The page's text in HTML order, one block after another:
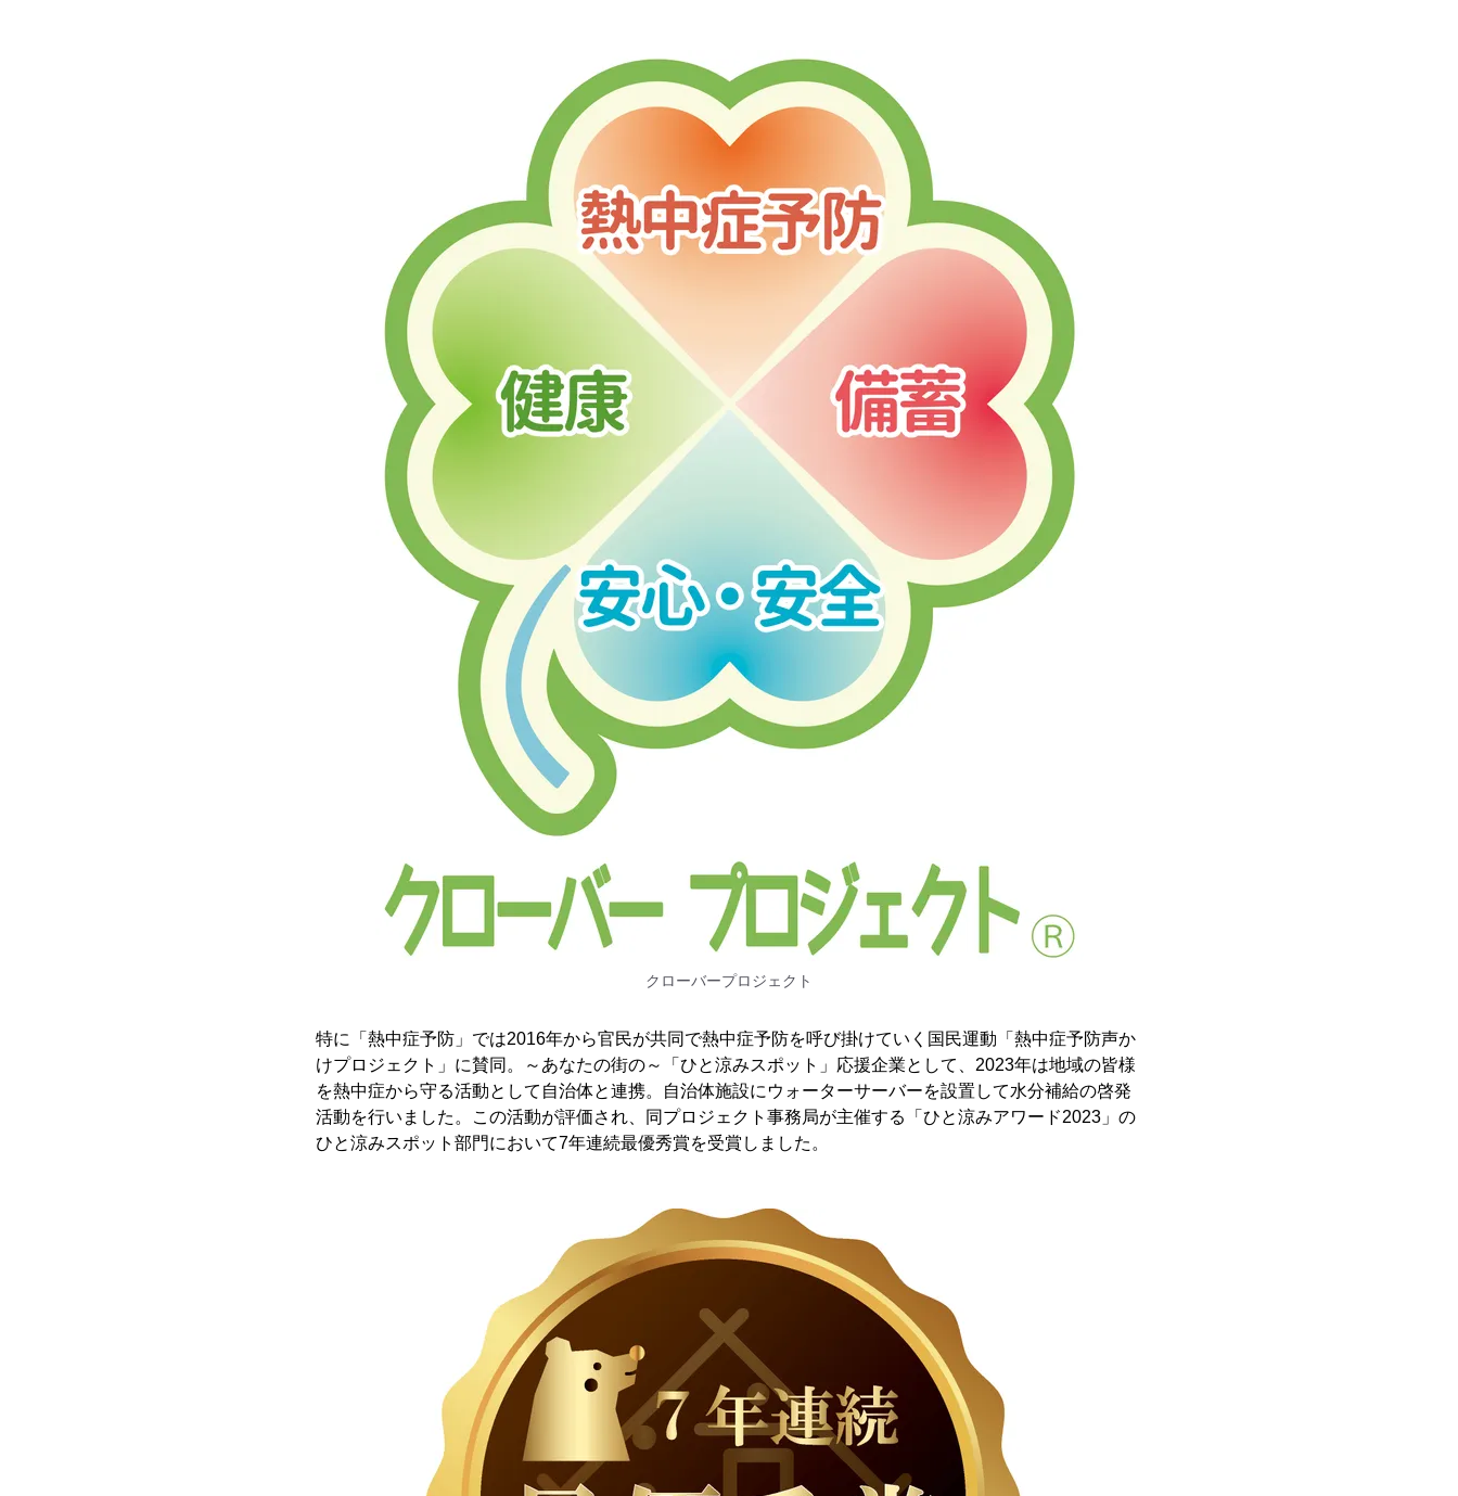
クローバープロジェクト
特に「熱中症予防」では2016年から官民が共同で熱中症予防を呼び掛けていく国民運動「熱中症予防声か
けプロジェクト」に賛同。～あなたの街の～「ひと涼みスポット」応援企業として、2023年は地域の皆様
を熱中症から守る活動として自治体と連携。自治体施設にウォーターサーバーを設置して水分補給の啓発
活動を行いました。この活動が評価され、同プロジェクト事務局が主催する「ひと涼みアワード2023」の
ひと涼みスポット部門において7年連続最優秀賞を受賞しました。